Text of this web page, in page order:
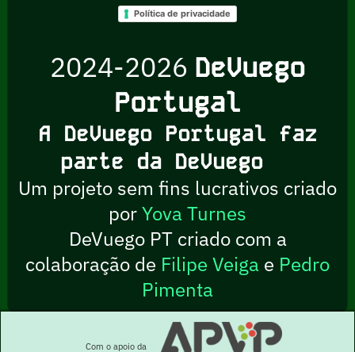
Política de privacidade
2024-2026 DeVuego
Portugal
A DeVuego Portugal faz
parte da DeVuego
Um projeto sem fins lucrativos criado
porYova Turnes
DeVuego PT criado com a
colaboração de Filipe Veiga e Pedro
Pimenta
Com o apoio da